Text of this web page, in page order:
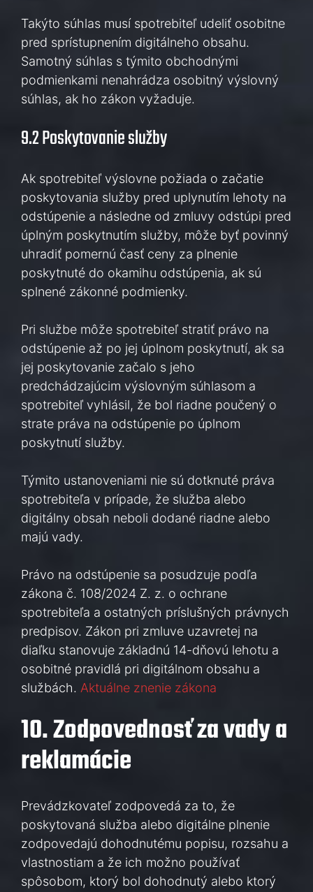
Takýto súhlas musí spotrebiteľ udeliť osobitne
pred sprístupnením digitálneho obsahu.
Samotný súhlas s týmito obchodnými
podmienkami nenahrádza osobitný výslovný
súhlas, ak ho zákon vyžaduje.
9.2 Poskytovanie služby
Ak spotrebiteľ výslovne požiada o začatie
poskytovania služby pred uplynutím lehoty na
odstúpenie a následne od zmluvy odstúpi pred
úplným poskytnutím služby, môže byť povinný
uhradiť pomernú časť ceny za plnenie
poskytnuté do okamihu odstúpenia, ak sú
splnené zákonné podmienky.
Pri službe môže spotrebiteľ stratiť právo na
odstúpenie až po jej úplnom poskytnutí, ak sa
jej poskytovanie začalo s jeho
predchádzajúcim výslovným súhlasom a
spotrebiteľ vyhlásil, že bol riadne poučený o
strate práva na odstúpenie po úplnom
poskytnutí služby.
Týmito ustanoveniami nie sú dotknuté práva
spotrebiteľa v prípade, že služba alebo
digitálny obsah neboli dodané riadne alebo
majú vady.
Právo na odstúpenie sa posudzuje podľa
zákona č. 108/2024 Z. z. o ochrane
spotrebiteľa a ostatných príslušných právnych
predpisov. Zákon pri zmluve uzavretej na
diaľku stanovuje základnú 14-dňovú lehotu a
osobitné pravidlá pri digitálnom obsahu a
službách. Aktuálne znenie zákona
10. Zodpovednosť za vady a
reklamácie
Prevádzkovateľ zodpovedá za to, že
poskytovaná služba alebo digitálne plnenie
zodpovedajú dohodnutému popisu, rozsahu a
vlastnostiam a že ich možno používať
spôsobom, ktorý bol dohodnutý alebo ktorý